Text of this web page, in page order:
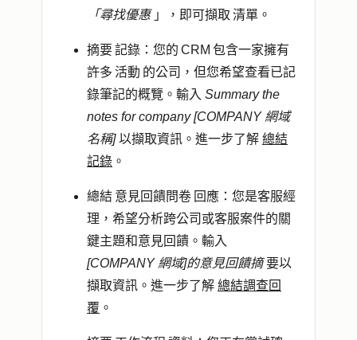
「尋找優惠」，即可擷取 清單。
摘要 記錄 ：您的 CRM 包含一家擁有
許多 活動 的公司，但您希望查看已記
錄筆記的概覽。輸入 Summary the
notes for company [COMPANY 網域
名稱]以擷取資訊。進一步了解 總結
記錄 。
總結 意見回饋問卷 回應 ：您是客服經
理，希望分析跨公司或客服案件的關
鍵主題和意見回饋。輸入
[COMPANY 網域]的意見回饋摘要以
擷取資訊。進一步了解 總結調查回
覆 。